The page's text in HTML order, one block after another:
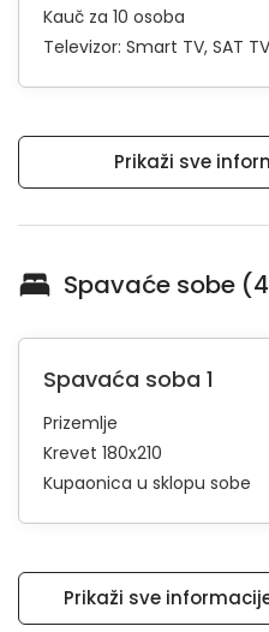
Kauč za 10 osoba
Televizor: Smart TV SAT TV
Prikaži sve
Spavaće sobe
Spavaća soba 1
Prizemlje
Krevet 180x210
Kupaonica u sklopu sobe
Prikaži sve